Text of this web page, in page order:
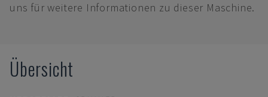
uns für weitere Informationen zu dieser Maschine.
Übersicht